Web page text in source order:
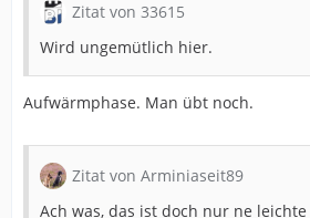
Zitat von 33615
Wird ungemütlich hier.
Aufwärmphase. Man übt noch.
Zitat von Arminiaseit89
Ach was, das ist doch nur ne